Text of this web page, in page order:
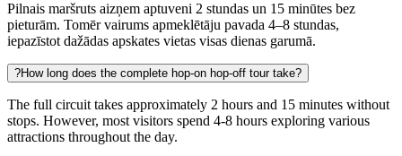
Pilnais maršruts aizņem aptuveni 2 stundas un 15 minūtes bez
pieturām. Tomēr vairums apmeklētāju pavada 4–8 stundas,
iepazīstot dažādas apskates vietas visas dienas garumā.
?How long does the complete hop-on hop-off tour take?
The full circuit takes approximately 2 hours and 15 minutes without
stops. However, most visitors spend 4-8 hours exploring various
attractions throughout the day.